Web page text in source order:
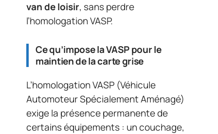
van de loisir, sans perdre
l’homologation VASP.
Ce qu’impose la VASP pour le
maintien de la carte grise
L’homologation VASP (Véhicule
Automoteur Spécialement Aménagé)
exige la présence permanente de
certains équipements : un couchage,